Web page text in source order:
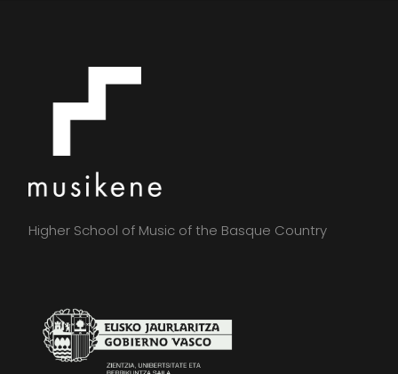
Higher School of Music of the Basque Country